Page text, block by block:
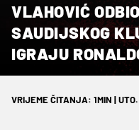
VLAHOVIĆ
SAUDIJSKOG
IGRAJU
VRIJEME ČITANJA: 1MIN |